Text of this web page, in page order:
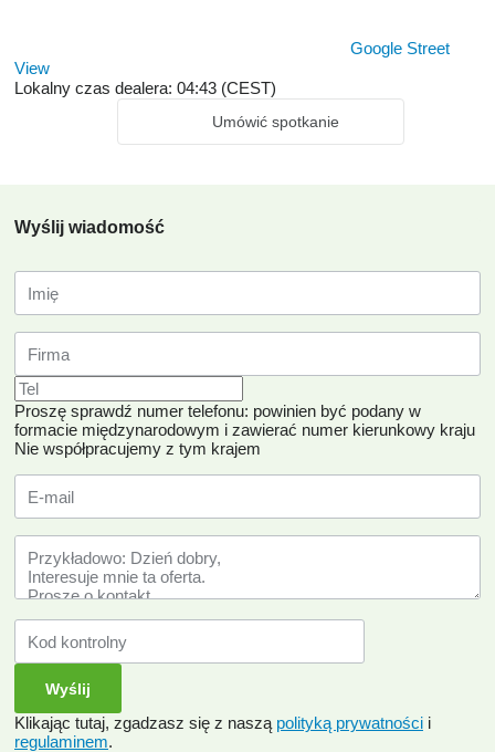
Google Street
View
Lokalny czas dealera: 04:43 (CEST)
Umówić spotkanie
Wyślij wiadomość
Proszę sprawdź numer telefonu: powinien być podany w
formacie międzynarodowym i zawierać numer kierunkowy kraju
Nie współpracujemy z tym krajem
Klikając tutaj, zgadzasz się z naszą polityką prywatności i
regulaminem.